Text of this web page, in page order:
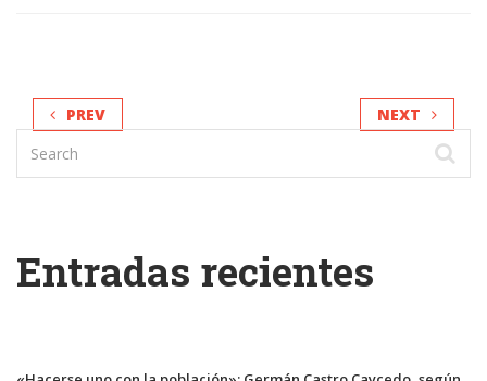
PREV NEXT
Entradas recientes